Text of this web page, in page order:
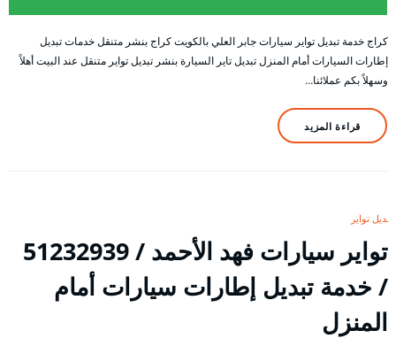
كراج خدمة تبديل تواير سيارات جابر العلي بالكويت كراج بنشر متنقل خدمات تبديل
إطارات السيارات أمام المنزل تبديل تاير السيارة بنشر تبديل تواير متنقل عند البيت أهلاً
وسهلاً بكم عملائنا…
قراءة المزيد
تبديل تواير
/ خدمة تبديل إطارات سيارات أمام
المنزل